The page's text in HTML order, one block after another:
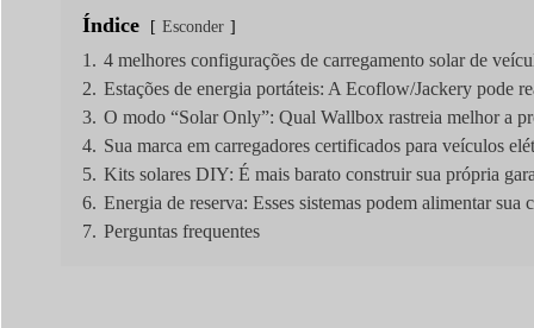
Índice Esconder
1. 4 melhores configurações de carregamento solar de
2. Estações de energia portáteis: A Ecoflow/Jackery pode
3. O modo “Solar Only”: Qual Wallbox rastreia melhor a
4. Sua marca em carregadores certificados para veículos
5. Kits solares DIY: É mais barato construir sua própria
6. Energia de reserva: Esses sistemas podem alimentar sua
7. Perguntas frequentes